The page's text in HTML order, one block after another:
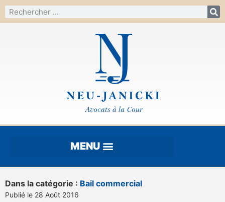
Dans la catégorie : Bail commercial
Publié le 28 Août 2016